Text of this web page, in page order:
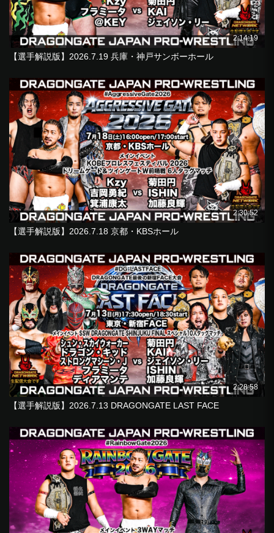
2:14:19
【選手解説版】2026.7.19 兵庫・神戸サンボーホール
2:30:52
【選手解説版】2026.7.18 京都・KBSホール
2:28:58
【選手解説版】2026.7.13 DRAGONGATE LAST FACE